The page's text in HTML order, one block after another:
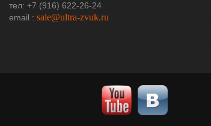
тел: +7 (916) 622-26-24
еmail : sale@ultra-zvuk.ru